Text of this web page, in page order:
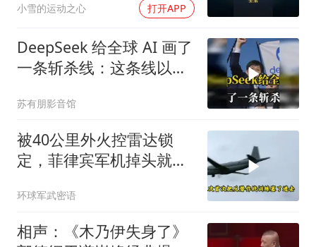
小雪的运动之心 打开APP
DeepSeek 给全球 AI 画了
一条斩杀线：这条线以下
苏有朋影音馆
被40公里外火控雷达锁
定，菲律宾军机掉头就
场
环球军武密语
相声：《木乃伊失身了》